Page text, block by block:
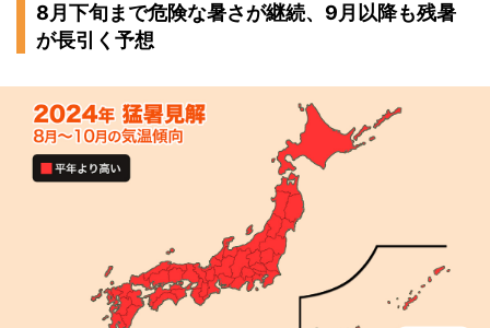
8月下旬まで危険な暑さが継続、9月以降も残暑
が長引く予想